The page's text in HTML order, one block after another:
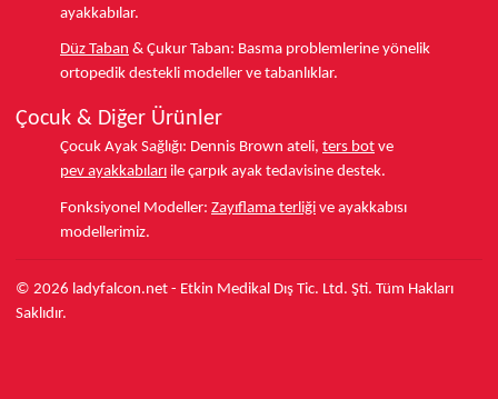
ayakkabılar.
Düz Taban & Çukur Taban: Basma problemlerine yönelik
ortopedik destekli modeller ve tabanlıklar.
Çocuk & Diğer Ürünler
Çocuk Ayak Sağlığı: Dennis Brown ateli, ters bot ve
pev ayakkabıları ile çarpık ayak tedavisine destek.
Fonksiyonel Modeller: Zayıflama terliği ve ayakkabısı
modellerimiz.
© 2026 ladyfalcon.net - Etkin Medikal Dış Tic. Ltd. Şti. Tüm Hakları
Saklıdır.